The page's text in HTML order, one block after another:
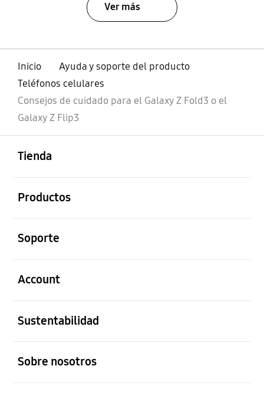
Ver más
Inicio
Ayuda y soporte del producto
Teléfonos celulares
Consejos de cuidado para el Galaxy Z Fold3 o el
Galaxy Z Flip3
Tienda
Productos
Soporte
Account
Sustentabilidad
Sobre nosotros